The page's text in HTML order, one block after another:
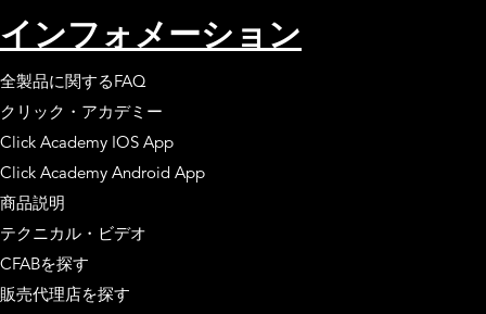
インフォメーション
全製品に関するFAQ
クリック・アカデミー
Click Academy IOS App
Click Academy Android App
商品説明
テクニカル・ビデオ
CFABを探す
販売代理店を探す